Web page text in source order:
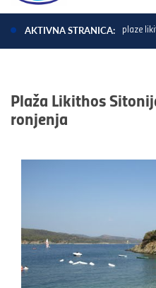
AKTIVNA STRANICA: plaze
Plaža Likithos
ronjenja